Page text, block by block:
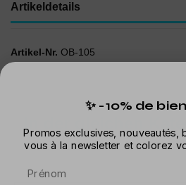
Artikeldetails
Artikel-Nr. OB-105
✨ -10% de
Promos exclusives, nouveautés,
vous à la newsletter et colorez